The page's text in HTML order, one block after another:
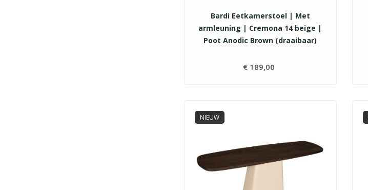
Bardi Eetkamerstoel | Met
armleuning | Cremona 14 beige |
Poot Anodic Brown (draaibaar)
€ 189,00
NIEUW